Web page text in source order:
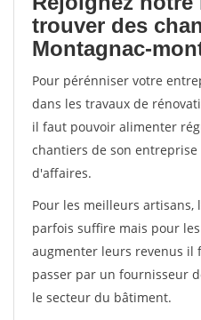
trouver des
Montagnac-
Pour pérénniser votre
dans les travaux de
il faut pouvoir alimenter
chantiers de son
d'affaires.
Pour les meilleurs
parfois suffire mais pour
augmenter leurs revenus il
passer par un fournisseur
le secteur du bâtiment.